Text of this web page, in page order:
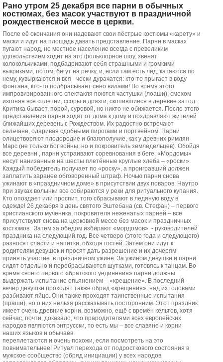
Рано утром 25 декабря все парни в обычных
костюмах, без масок участвуют в праздничной
рождественской мессе в церкви.
После её окончания они надевают свои пёстрые костюмы «карету» и
маски и идут на площадь давать представление. Парни в масках
пугают народ, но местное население всегда с превеликим
удовольствием ходит на это фольклорное шоу, звенят
колокольчиками, подбадривают себя страшными и громкими
выкриками, потом, бегут на речку, и, если там есть лёд, катаются по
нему, кувыркаются и вся - чески дурачатся: кто-то прыгает в воду
фонтана, кто-то подбрасывает сено вилами! Во время этого
импровизированного спектакля поются частушки (лоаши), смехом
изгоняя все сплетни, ссоры и дрязги, скопившиеся в деревне за год.
Критика бывает, порой, суровой, но никто не обижается. После этого
представления парни ходят от дома к дому и поздравляют жителей
ближайших деревень с Рождеством. Их радостно встречают
сельчане, одаривая сдобными пирогами и портвейном. Парни
олицетворяют плодородие и благополучие, как у древних римлян
Марс (не только бог войны, но и покровитель земледельцев). Обойдя
все деревни , парни устраивают соревнования в беге. «Мордомы»
несут нанизанные на шесты плетённые круглые хлеба – «роски».
Каждый победитель получает по «роску», а проигравший должен
заплатить заранее обговоренный штраф. Ночью парни снова
ужинают в «праздничном доме» в присутствии двух поваров. Наутро
при звуках волынки все собираются у реки для ритуального купания.
Кто опоздает или проспит, того сбрасывают в ледяную воду в
одежде! 26 декабря в день святого Эштебана (св. Стефан) – первого
христианского мученика, покровителя неженатых парней – все
присутствуют снова на церковной мессе без масок и праздничных
костюмов. Затем за обедом избирают «мордомов» - руководителей
праздника на следующий год. Все четверо (этого года и следующего)
разносят сласти и напитки, обходя гостей. Затем они идут к
родителям девушек и просят дать разрешение и их дочерям
принять участие в праздничном ужине. За ужином девушки и парни
сидят отдельно и перебрасываются шутками, готовясь к танцам. Во
время своего первого «братского уединения» парни должны
выдержать испытание опьянением – «крещение». В последний
вечер девушки проходят также обряд «крещения»: над их головами
разбивают яйцо. Они также проходят таинственные испытания
(праши), но о них нельзя рассказывать посторонним. Этот праздник
имеет очень древние корни, возможно, ещё с времён кельтов, хотя
сейчас, почти, доказало, что прародителями всех европейских
народов являются энтрусски, то есть мы – все славяне и корни
наших языков и обычаев
переплетаются и очень похожи, если посмотреть на это
повнимательнее! Ритуал перехода от подросткового состояния в
мужское сообщество (обряд инициации) у всех народов